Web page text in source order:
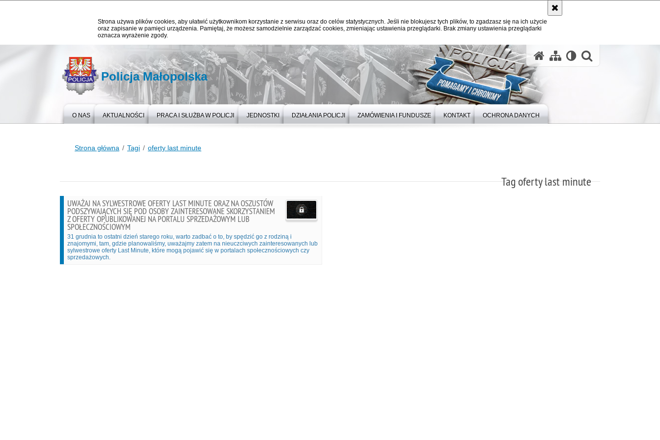
Strona używa plików cookies, aby ułatwić użytkownikom korzystanie z serwisu oraz do celów statystycznych. Jeśli nie blokujesz tych plików, to zgadzasz się na ich użycie
oraz zapisanie w pamięci urządzenia. Pamiętaj, że możesz samodzielnie zarządzać cookies, zmieniając ustawienia przeglądarki. Brak zmiany ustawienia przeglądarki
oznacza wyrażenie zgody.
Policja Małopolska
O NAS AKTUALNOŚCI PRACA I SŁUŻBA W POLICJI JEDNOSTKI DZIAŁANIA POLICJI ZAMÓWIENIA I FUNDUSZE KONTAKT OCHRONA DANYCH
Strona główna Tagi oferty last minute
Tag oferty last minute
UWAŻAJ NA SYLWESTROWE OFERTY LAST MINUTE ORAZ NA OSZUSTÓW
PODSZYWAJĄCYCH SIĘ POD OSOBY ZAINTERESOWANE SKORZYSTANIEM
Z OFERTY OPUBLIKOWANEJ NA PORTALU SPRZEDAŻOWYM LUB
SPOŁECZNOŚCIOWYM
31 grudnia to ostatni dzień starego roku, warto zadbać o to, by spędzić go z rodziną i
znajomymi, tam, gdzie planowaliśmy, uważajmy zatem na nieuczciwych zainteresowanych lub
sylwestrowe oferty Last Minute, które mogą pojawić się w portalach społecznościowych czy
sprzedażowych.